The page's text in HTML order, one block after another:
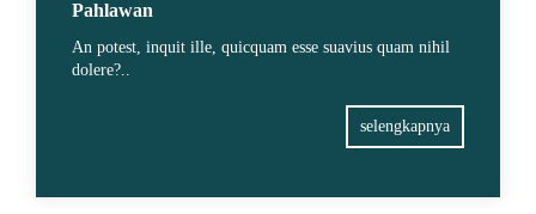
Pahlawan
An potest, inquit ille, quicquam esse suavius quam nihil
dolere?..
selengkapnya